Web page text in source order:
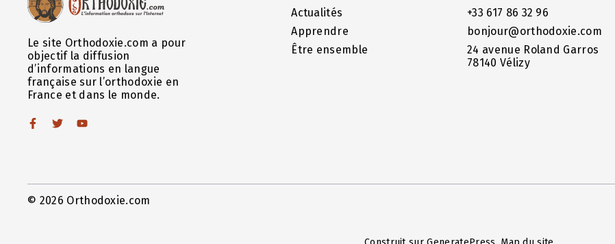
Le site Orthodoxie.com a pour
objectif la diffusion
d’informations en langue
française sur l’orthodoxie en
France et dans le monde.
Actualités
Apprendre
Être ensemble
+33 617 86 32 96
bonjour@orthodoxie.com
24 avenue Roland Garros
78140 Vélizy
© 2026 Orthodoxie.com